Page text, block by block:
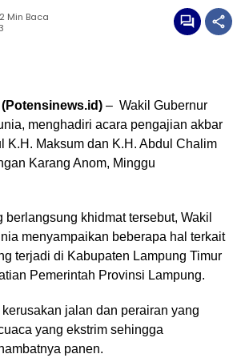
2 Min Baca
– Wakil Gubernur
menghadiri acara pengajian akbar
K.H. Maksum dan K.H. Abdul Chalim
Karang Anom, Minggu
berlangsung khidmat tersebut, Wakil
menyampaikan beberapa hal terkait
terjadi di Kabupaten Lampung Timur
Pemerintah Provinsi Lampung.
jalan dan perairan yang
yang ekstrim sehingga
panen.